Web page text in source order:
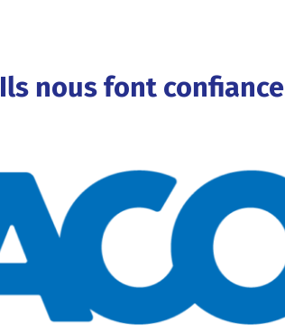
Ils nous font confiance